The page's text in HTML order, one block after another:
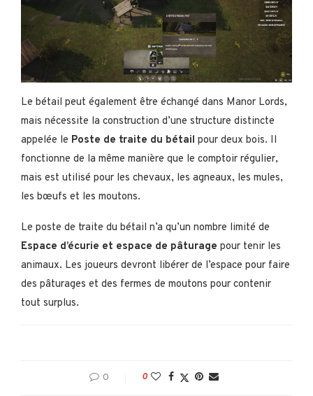
Le bétail peut également être échangé dans Manor Lords,
mais nécessite la construction d’une structure distincte
appelée le Poste de traite du bétail pour deux bois. Il
fonctionne de la même manière que le comptoir régulier,
mais est utilisé pour les chevaux, les agneaux, les mules,
les bœufs et les moutons.
Le poste de traite du bétail n’a qu’un nombre limité de
Espace d’écurie et espace de pâturage pour tenir les
animaux. Les joueurs devront libérer de l’espace pour faire
des pâturages et des fermes de moutons pour contenir
tout surplus.
0 0